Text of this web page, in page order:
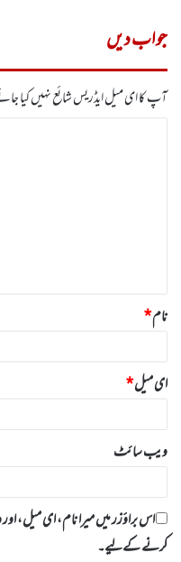
جواب دیں
آپ کا ای میل ایڈریس شائع نہیں کیا
نام*
ای میل*
ویب‌ سائٹ
اس براؤزر میں میرا نام، ای میل،
کرنے کےلیے۔